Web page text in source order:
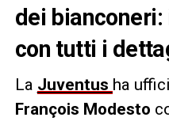
dei
con tutti i
La Juventus ha
François Modesto